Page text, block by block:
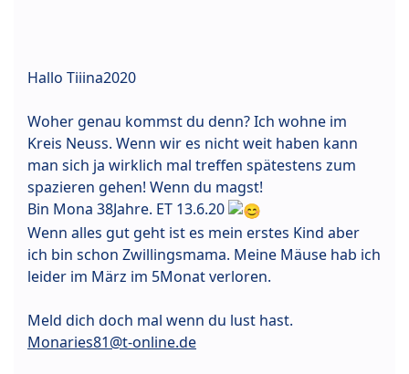
Hallo Tiiina2020
Woher genau kommst du denn? Ich wohne im
Kreis Neuss. Wenn wir es nicht weit haben kann
man sich ja wirklich mal treffen spätestens zum
spazieren gehen! Wenn du magst!
Bin Mona 38Jahre. ET 13.6.20
Wenn alles gut geht ist es mein erstes Kind aber
ich bin schon Zwillingsmama. Meine Mäuse hab ich
leider im März im 5Monat verloren.
Meld dich doch mal wenn du lust hast.
Monaries81@t-online.de